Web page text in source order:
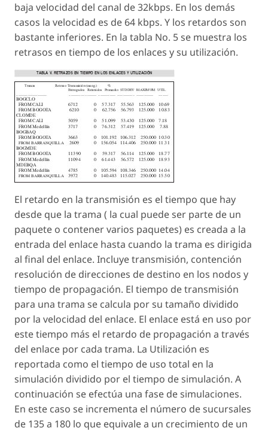
baja velocidad del canal de 32kbps. En los demás
casos la velocidad es de 64 kbps. Y los retardos son
bastante inferiores. En la tabla No. 5 se muestra los
retrasos en tiempo de los enlaces y su utilización.
El retardo en la transmisión es el tiempo que hay
desde que la trama ( la cual puede ser parte de un
paquete o contener varios paquetes) es creada a la
entrada del enlace hasta cuando la trama es dirigida
al final del enlace. Incluye transmisión, contención
resolución de direcciones de destino en los nodos y
tiempo de propagación. El tiempo de transmisión
para una trama se calcula por su tamaño dividido
por la velocidad del enlace. El enlace está en uso por
este tiempo más el retardo de propagación a través
del enlace por cada trama. La Utilización es
reportada como el tiempo de uso total en la
simulación dividido por el tiempo de simulación. A
continuación se efectúa una fase de simulaciones.
En este caso se incrementa el número de sucursales
de 135 a 180 lo que equivale a un crecimiento de un